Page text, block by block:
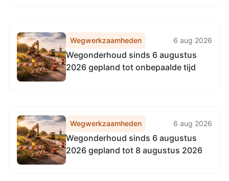
Wegwerkzaamheden 6 aug 2026
Wegonderhoud sinds 6 augustus
2026 gepland tot onbepaalde tijd
Wegwerkzaamheden 6 aug 2026
Wegonderhoud sinds 6 augustus
2026 gepland tot 8 augustus 2026